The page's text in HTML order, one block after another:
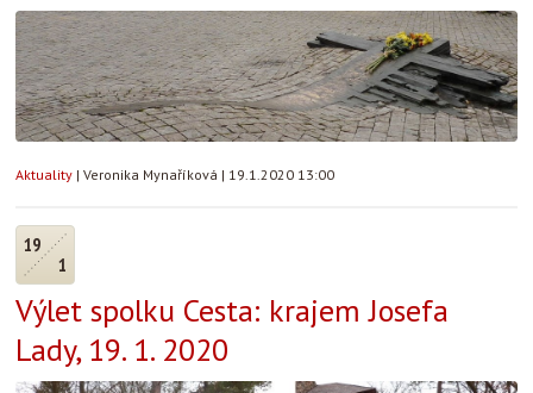
Aktuality | Veronika Mynaříková | 19.1.2020 13:00
19
1
Výlet spolku Cesta: krajem Josefa
Lady, 19. 1. 2020